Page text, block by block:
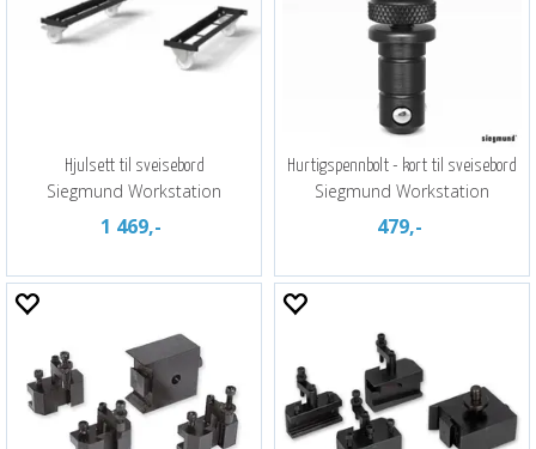
Hjulsett til sveisebord
Siegmund Workstation
1 469,-
Hurtigspennbolt - kort til sveisebord
Siegmund Workstation
479,-